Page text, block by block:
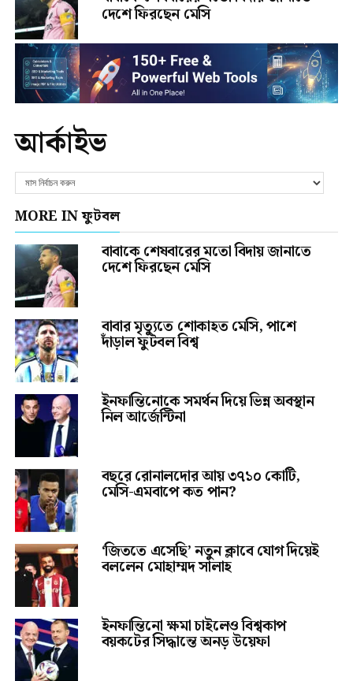
দেশে ফিরছেন মেসি
আর্কাইভ
MORE IN ফুটবল
বাবাকে শেষবারের মতো বিদায় জানাতে
দেশে ফিরছেন মেসি
বাবার মৃত্যুতে শোকাহত মেসি, পাশে
দাঁড়াল ফুটবল বিশ্ব
ইনফান্তিনোকে সমর্থন দিয়ে ভিন্ন অবস্থান
নিল আর্জেন্টিনা
বছরে রোনালদোর আয় ৩৭১০ কোটি,
মেসি-এমবাপে কত পান?
‘জিততে এসেছি’ নতুন ক্লাবে যোগ দিয়েই
বললেন মোহাম্মদ সালাহ
ইনফান্তিনো ক্ষমা চাইলেও বিশ্বকাপ
বয়কটের সিদ্ধান্তে অনড় উয়েফা